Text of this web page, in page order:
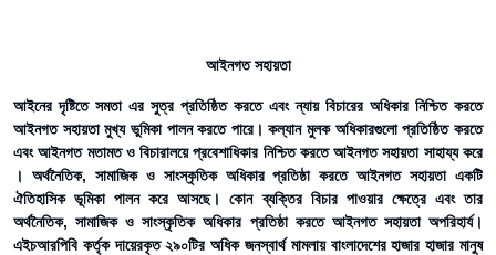
আইনগত সহায়তা
আইনের দৃষ্টিতে সমতা এর সুত্র প্রতিষ্ঠিত করতে এবং ন্যায় বিচারের অধিকার নিশ্চিত করতে
আইনগত সহায়তা মুখ্য ভুমিকা পালন করতে পারে। কল্যান মুলক অধিকারগুলো প্রতিষ্ঠিত করতে
এবং আইনগত মতামত ও বিচারালয়ে প্রবেশাধিকার নিশ্চিত করতে আইনগত সহায়তা সাহায্য করে
। অর্থনৈতিক, সামাজিক ও সাংস্কৃতিক অধিকার প্রতিষ্ঠা করতে আইনগত সহায়তা একটি
ঐতিহাসিক ভূমিকা পালন করে আসছে। কোন ব্যক্তির বিচার পাওয়ার ক্ষেত্রে এবং তার
অর্থনৈতিক, সামাজিক ও সাংস্কৃতিক অধিকার প্রতিষ্ঠা করতে আইনগত সহায়তা অপরিহার্য।
এইচআরপিবি কর্তৃক দায়েরকৃত ২৯০টির অধিক জনস্বার্থ মামলায় বাংলাদেশের হাজার হাজার মানুষ